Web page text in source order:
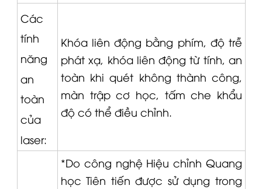
Các
tính
năng
an
toàn
của
laser:
Khóa liên động bằng phím, độ trễ
phát xạ, khóa liên động từ tính, an
toàn khi quét không thành công,
màn trập cơ học, tấm che khẩu
độ có thể điều chỉnh.
*Do công nghệ Hiệu chỉnh Quang
học Tiên tiến được sử dụng trong